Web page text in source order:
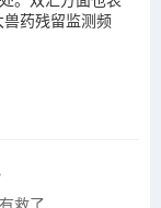
药残留监测频